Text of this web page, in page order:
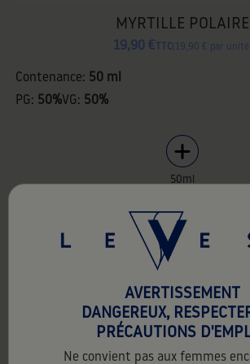
AVERTISSEMENT
DANGEREUX,
PRÉCAUTIONS
Ne convient pas aux femmes
MYRTILLE POLAIRE
19,90 € TTC 19,90 € par unité
Contenance: 50 ml
PG: 50%VG: 50%
50ml